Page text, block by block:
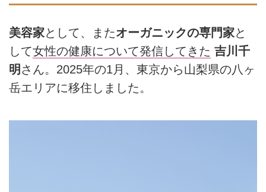
美容家として、またオーガニックの専門家と
して女性の健康について発信してきた 吉川千
明 さん。2025年の1月、東京から山梨県の八ヶ
岳エリアに移住しました。